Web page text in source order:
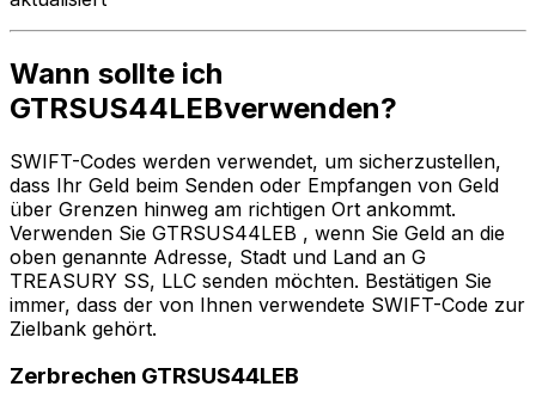
Wann sollte ich
GTRSUS44LEBverwenden?
SWIFT-Codes werden verwendet, um sicherzustellen,
dass Ihr Geld beim Senden oder Empfangen von Geld
über Grenzen hinweg am richtigen Ort ankommt.
Verwenden Sie GTRSUS44LEB , wenn Sie Geld an die
oben genannte Adresse, Stadt und Land an G
TREASURY SS, LLC senden möchten. Bestätigen Sie
immer, dass der von Ihnen verwendete SWIFT-Code zur
Zielbank gehört.
Zerbrechen GTRSUS44LEB